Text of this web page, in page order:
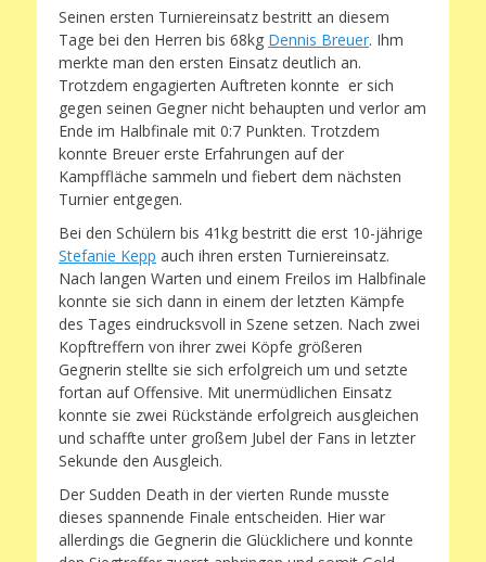
Seinen ersten Turniereinsatz bestritt an diesem
Tage bei den Herren bis 68kg Dennis Breuer. Ihm
merkte man den ersten Einsatz deutlich an.
Trotzdem engagierten Auftreten konnte er sich
gegen seinen Gegner nicht behaupten und verlor am
Ende im Halbfinale mit 0:7 Punkten. Trotzdem
konnte Breuer erste Erfahrungen auf der
Kampffläche sammeln und fiebert dem nächsten
Turnier entgegen.
Bei den Schülern bis 41kg bestritt die erst 10-jährige
Stefanie Kepp auch ihren ersten Turniereinsatz.
Nach langen Warten und einem Freilos im Halbfinale
konnte sie sich dann in einem der letzten Kämpfe
des Tages eindrucksvoll in Szene setzen. Nach zwei
Kopftreffern von ihrer zwei Köpfe größeren
Gegnerin stellte sie sich erfolgreich um und setzte
fortan auf Offensive. Mit unermüdlichen Einsatz
konnte sie zwei Rückstände erfolgreich ausgleichen
und schaffte unter großem Jubel der Fans in letzter
Sekunde den Ausgleich.
Der Sudden Death in der vierten Runde musste
dieses spannende Finale entscheiden. Hier war
allerdings die Gegnerin die Glücklichere und konnte